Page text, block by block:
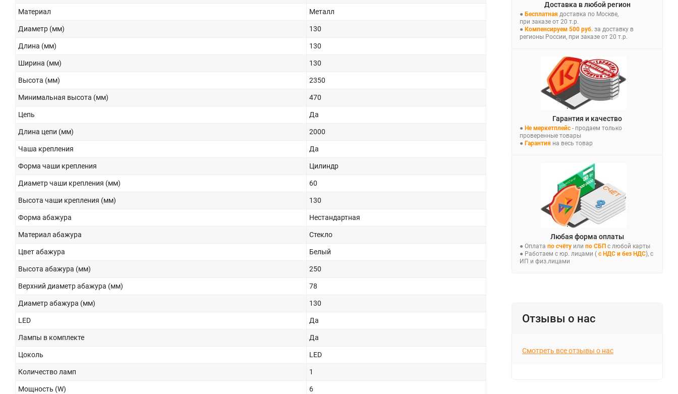
Материал Металл
Диаметр (мм) 130
Длина (мм) 130
Ширина (мм) 130
Высота (мм) 2350
Минимальная высота (мм) 470
Цепь Да
Длина цепи (мм) 2000
Чаша крепления Да
Форма чаши крепления Цилиндр
Диаметр чаши крепления (мм) 60
Высота чаши крепления (мм) 130
Форма абажура Нестандартная
Материал абажура Стекло
Цвет абажура Белый
Высота абажура (мм) 250
Верхний диаметр абажура (мм) 78
Диаметр абажура (мм) 130
LED Да
Лампы в комплекте Да
Цоколь LED
Количество ламп 1
Мощность (W) 6
Доставка в любой регион
● Бесплатная доставка по Москве,
при заказе от 20 т.р.
● Компенсируем 500 руб. за доставку в
регионы России, при заказе от 20 т.р.
Гарантия и качество
● Не меркетплейс - продаем только
проверенные товары
● Гарантия на весь товар
Любая форма оплаты
● Оплата по счёту или по СБП с любой карты
● Работаем с юр. лицами ( с НДС и без НДС), с
ИП и физ.лицами
Отзывы о нас
Смотреть все отзывы о нас